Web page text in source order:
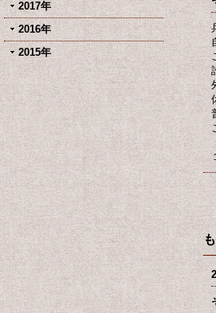
2017年
2016年
2015年